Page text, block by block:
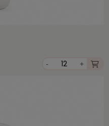
- +